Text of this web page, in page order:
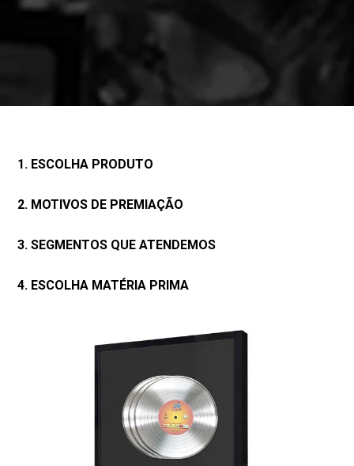
1. ESCOLHA PRODUTO
2. MOTIVOS DE PREMIAÇÃO
3. SEGMENTOS QUE ATENDEMOS
4. ESCOLHA MATÉRIA PRIMA